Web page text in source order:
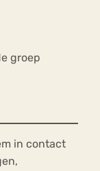
groep
in contact